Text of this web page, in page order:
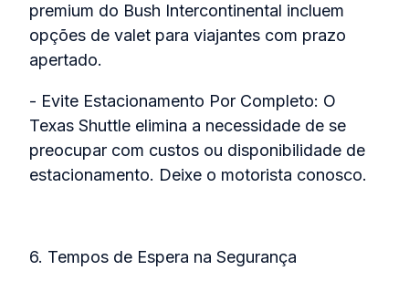
premium do Bush Intercontinental incluem
opções de valet para viajantes com prazo
apertado.
- Evite Estacionamento Por Completo: O
Texas Shuttle elimina a necessidade de se
preocupar com custos ou disponibilidade de
estacionamento. Deixe o motorista conosco.
6. Tempos de Espera na Segurança